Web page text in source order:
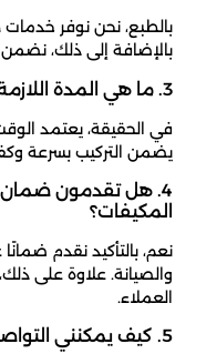
بالطبع، نحن نوفر
بالإضافة إلى ذلك،
3. ما هي المدة اللازمة لتركيب مكيف هواء؟
في الحقيقة، يعتمد
يضمن التركيب بسرعة
4. هل تقدمون
المكيفات؟
نعم، بالتأكيد نقدم
والصيانة. علاوة على
العملاء.
5. كيف يمكنني التواصل مع فني تكييف المطلاع؟